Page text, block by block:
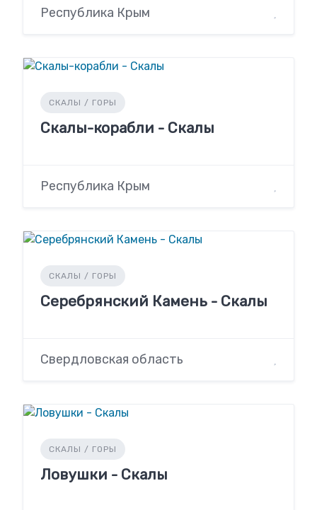
Республика Крым
СКАЛЫ / ГОРЫ
Скалы-корабли - Скалы
Республика Крым
СКАЛЫ / ГОРЫ
Серебрянский Камень - Скалы
Свердловская область
СКАЛЫ / ГОРЫ
Ловушки - Скалы